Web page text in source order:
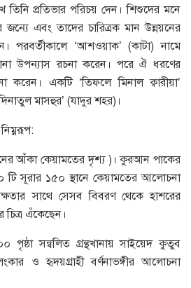
তিনি প্রতিভার পরিচয় দেন। শিশুদের মনে
জন্যে এবং তাদের চারিত্রক মান উন্নয়নের
পরবর্তীকালে ‘আশওয়াক’ (কাটা) নামে
উপন্যাস রচনা করেন। পরে ঐ ধরণের
একটি ‘তিফলে মিনাল ক্বারীয়া’
মাসহুর’ (যাদুর শহর)।
কেয়ামতের দৃশ্য )। কুরআন পাকের
টি সূরার ১৫০ স্থানে কেয়ামতের আলোচনা
সাথে সেসব বিবরণ থেকে হাশরের
এঁকেছেন।
সন্বলিত গ্রন্থখানায় সাইয়েদ কুতুব
ও হৃদয়গ্রাহী বর্ণনাভঙ্গীর আলোচনা